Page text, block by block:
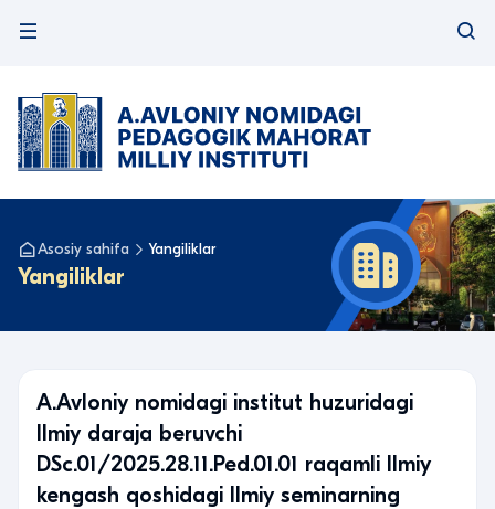
Asosiy sahifa Yangiliklar
Yangiliklar
A.Avloniy nomidagi institut huzuridagi
Ilmiy daraja beruvchi
DSc.01/2025.28.11.Ped.01.01 raqamli Ilmiy
kengash qoshidagi Ilmiy seminarning